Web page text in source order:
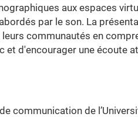
aux espaces
par le son. La
communautés en
et d'encourager une écoute
communication de